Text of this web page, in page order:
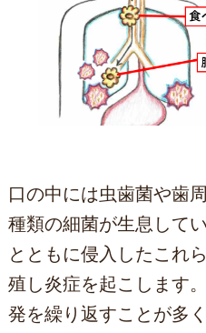
口の中には虫歯菌や歯
種類の細菌が生息して
とともに侵入したこれ
殖し炎症を起こします
発を繰り返すことが多